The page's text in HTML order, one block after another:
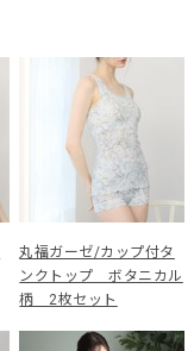
丸福ガーゼ/カップ付タ
ンクトップ ボタニカル
柄 2枚セット